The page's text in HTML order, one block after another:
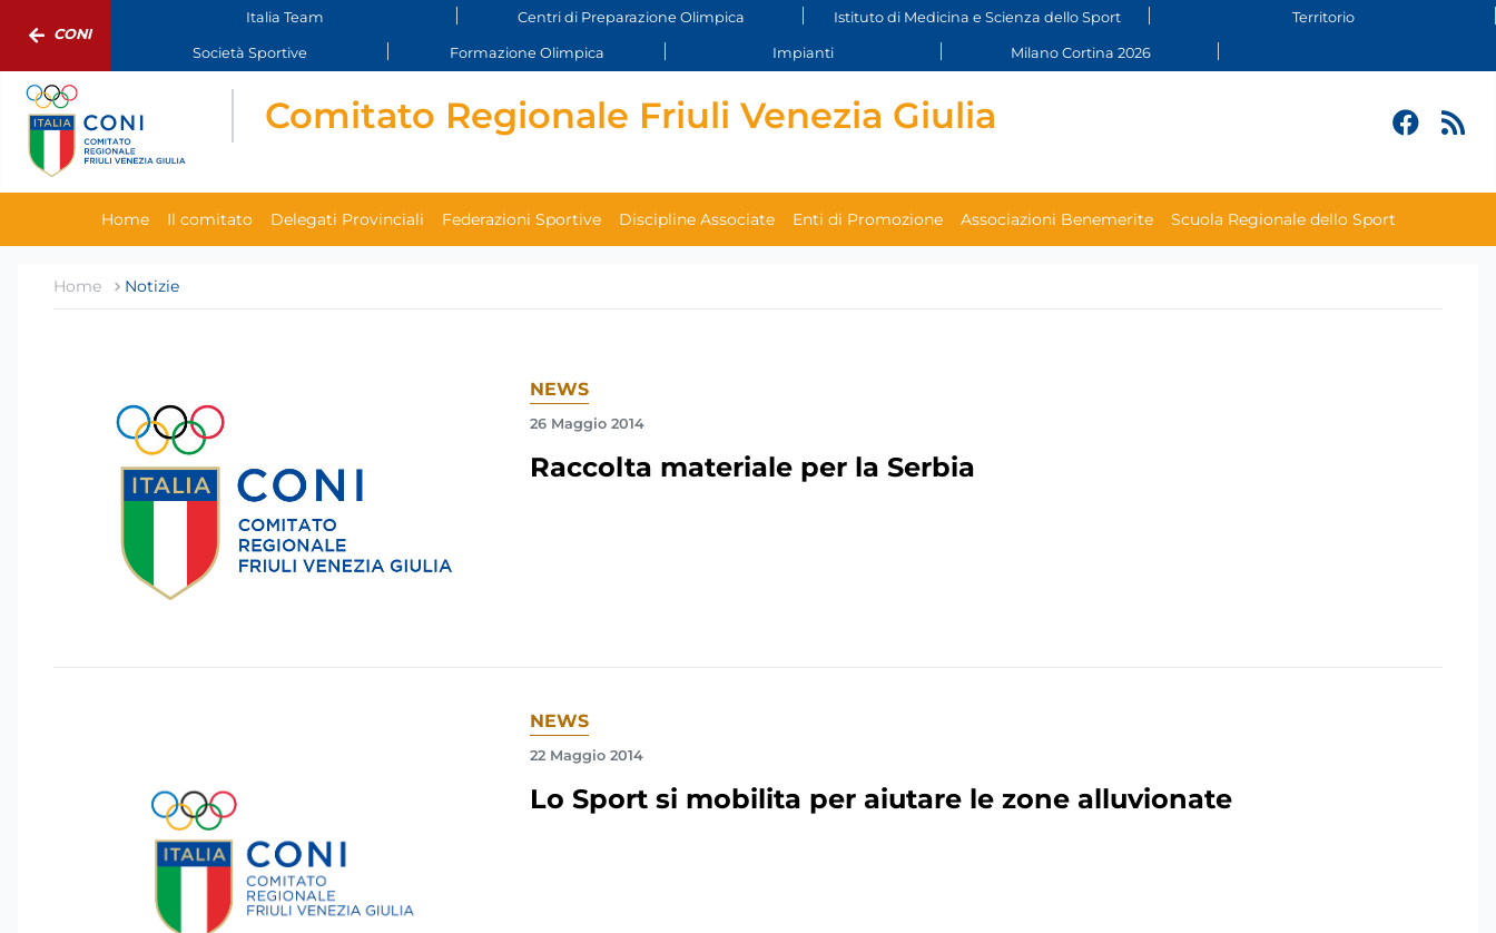
CONI
Italia Team Centri di Preparazione Olimpica Istituto di Medicina e Scienza dello Sport Territorio
Società Sportive Formazione Olimpica Impianti Milano Cortina 2026
Comitato Regionale Friuli Venezia Giulia
Home Il comitato Delegati Provinciali Federazioni Sportive Discipline Associate Enti di Promozione Associazioni Benemerite Scuola Regionale dello Sport
Home Notizie
NEWS
26 Maggio 2014
Raccolta materiale per la Serbia
NEWS
22 Maggio 2014
Lo Sport si mobilita per aiutare le zone alluvionate